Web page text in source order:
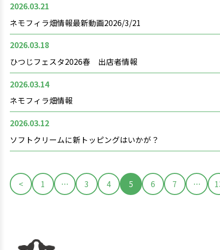
2026.03.21
ネモフィラ畑情報最新動画2026/3/21
2026.03.18
ひつじフェスタ2026春 出店者情報
2026.03.14
ネモフィラ畑情報
2026.03.12
ソフトクリームに新トッピングはいかが？
< 1 … 3 4 5 6 7 …